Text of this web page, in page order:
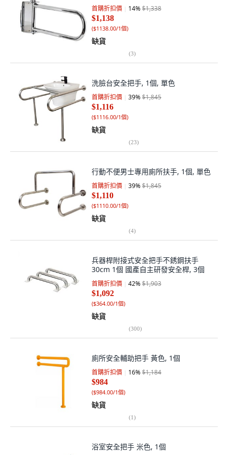
首購折扣價 14%$1,338
$1,138
($1138.00/1個)
缺貨
(3)
洗臉台安全把手, 1個, 單色
首購折扣價 39%$1,845
$1,116
($1116.00/1個)
缺貨
(23)
行動不便男士專用廁所扶手, 1個, 單色
首購折扣價 39%$1,845
$1,110
($1110.00/1個)
缺貨
(4)
兵器桿附接式安全把手不銹鋼扶手
30cm 1個 國產自主研發安全桿, 3個
首購折扣價 42%$1,903
$1,092
($364.00/1個)
缺貨
(300)
廁所安全輔助把手 黃色, 1個
首購折扣價 16%$1,184
$984
($984.00/1個)
缺貨
(1)
浴室安全把手 米色, 1個